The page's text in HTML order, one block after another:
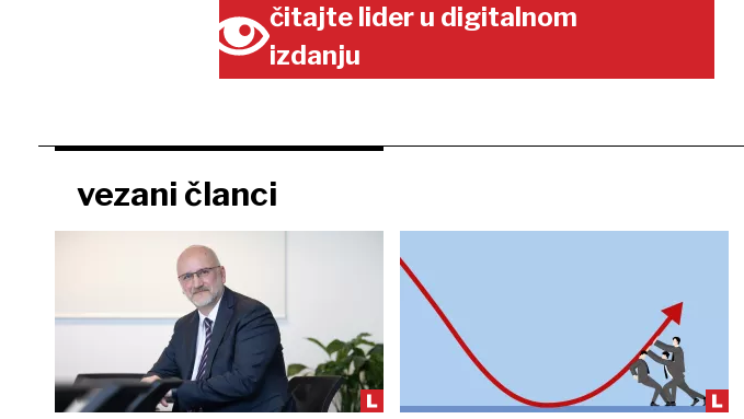
čitajte lider u digitalnom
izdanju
vezani članci